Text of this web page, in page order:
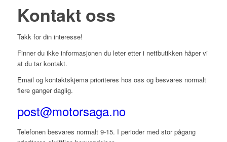
Kontakt oss
Takk for din interesse!
Finner du ikke informasjonen du leter etter i nettbutikken håper vi
at du tar kontakt.
Email og kontaktskjema prioriteres hos oss og besvares normalt
flere ganger daglig.
post@motorsaga.no
Telefonen besvares normalt 9-15. I perioder med stor pågang